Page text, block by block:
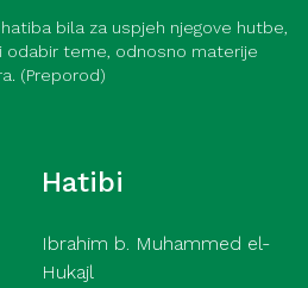
bila za uspjeh njegove hutbe,
odabir teme, odnosno materije
(Preporod)
Hatibi
Ibrahim b. Muhammed el-
Hukajl